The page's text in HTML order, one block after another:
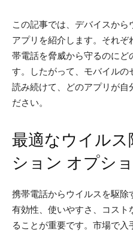
この記事では、デバイスか
アプリを紹介します。それ
帯電話を脅威から守るのにど
す。したがって、モバイルの
読み続けて、どのアプリが自
ださい。
最適なウイル
ション オプシ
携帯電話からウイルスを駆除
有効性、使いやすさ、コス
ることが重要です。市場で